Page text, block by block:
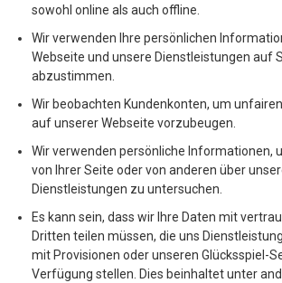
sowohl online als auch offline.
Wir verwenden Ihre persönlichen
Webseite und unsere Dienstleistungen auf
abzustimmen.
Wir beobachten Kundenkonten, um
auf unserer Webseite vorzubeugen.
Wir verwenden persönliche Informationen,
von Ihrer Seite oder von anderen über
Dienstleistungen zu untersuchen.
Es kann sein, dass wir Ihre Daten mit
Dritten teilen müssen, die uns
mit Provisionen oder unseren Glücksspiel-
Verfügung stellen. Dies beinhaltet unter